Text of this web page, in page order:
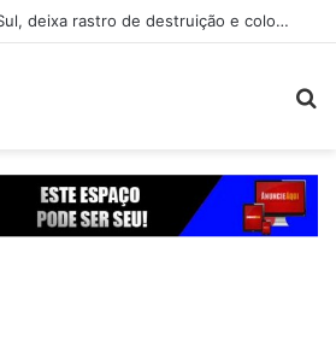
Ciclone mata 1 no Sul, deixa rastro de destruição e coloca 11 estados em alerta